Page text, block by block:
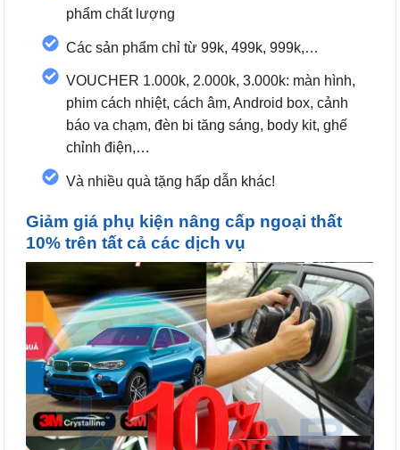
phẩm chất lượng
Các sản phẩm chỉ từ 99k, 499k, 999k,…
VOUCHER 1.000k, 2.000k, 3.000k: màn hình,
phim cách nhiệt, cách âm, Android box, cảnh
báo va chạm, đèn bi tăng sáng, body kit, ghế
chỉnh điện,…
Và nhiều quà tặng hấp dẫn khác!
Giảm giá phụ kiện nâng cấp ngoại thất
10% trên tất cả các dịch vụ